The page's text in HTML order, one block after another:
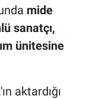
mide
sanatçı,
ünitesine
aktardığı